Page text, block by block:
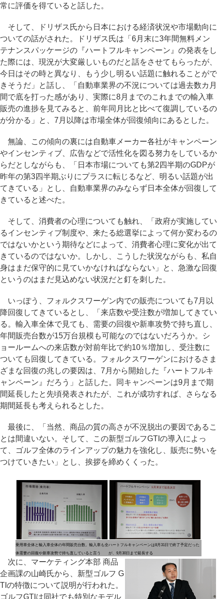
常に評価を得ていると話した。
そして、ドリザス氏から日本における経済状況や市場動向に
ついての話がされた。ドリザス氏は「6月末に3年間無料メン
テナンスパッケージの『ハートフルキャンペーン』の発表をし
た際には、現況が大変厳しいものだと話をさせてもらったが、
今日はその時と異なり、もう少し明るい話題に触れることがで
きそうだ」と話し、「自動車業界の不況については過去数カ月
間で底を打った感があり、実際に8月までのこれまでの輸入車
販売の進捗を見てみると、前年同月比と比べて復調しているの
が分かる」と、7月以降は市場全体が回復傾向にあるとした。
無論、この傾向の裏には自動車メーカー各社がキャンペーン
やインセンティブ、広告などで活性化を図る努力をしているか
らだとしながらも、「日本市場についても第2四半期のGDPが
昨年の第3四半期ぶりにプラスに転じるなど、明るい話題が出
てきている」とし、自動車業界のみならず日本全体が回復して
きていると述べた。
そして、消費者の心理についても触れ、「政府が実施してい
るインセンティブ制度や、来たる総選挙によって何か変わるの
ではないかという期待などによって、消費者心理に変化が出て
きているのではないか。しかし、こうした状況ながらも、私自
身はまだ保守的に見ていかなければならない」と、急激な回復
というのはまだ見込めない状況だと釘を刺した。
いっぽう、フォルクスワーゲン内での販売についても7月以
降回復してきているとし、「来店数や受注数が増加してきてい
る。輸入車全体で見ても、需要の回復や新車攻勢で持ち直し、
年間販売台数が15万台規模も可能なのではないだろうか。シ
ョールームへの来店数が対前年比で約10％増加し、受注数に
ついても回復してきている。フォルクスワーゲンにおけるさま
ざまな回復の兆しの要因は、7月から開始した『ハートフルキ
ャンペーン』だろう」と話した。同キャンペーンは9月まで期
間延長したと先頃発表されたが、これが成功すれば、さらなる
期間延長も考えられるとした。
最後に、「当然、商品の質の高さが不況脱出の要因であるこ
とは間違いない。そして、この新型ゴルフGTIの導入によっ
て、ゴルフ全体のラインアップの魅力を強化し、販売に勢いを
つけていきたい」とし、挨拶を締めくくった。
乗用車全体と輸入車全体の年間販売台数。輸入車も全
体需要の回復や新車攻勢で持ち直していると言う
ハートフルキャンペーンは8月31日で終了予定だった
が、9月30日まで延長する
次に、マーケティング本部 商品
企画課の山崎氏から、新型ゴルフ G
TIの特徴について説明が行われた。
ゴルフGTIは同社でも特別なモデル